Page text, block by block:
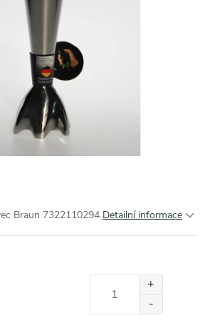
Braun 7322110294 Detailní informace